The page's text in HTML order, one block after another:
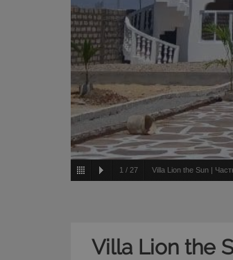
1 / 27 Villa Lion the Sun |
Villa Lion the